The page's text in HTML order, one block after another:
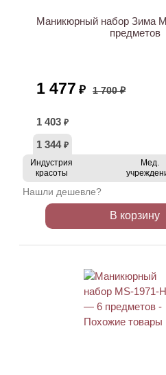
Маникюрный набор Зима
предметов
1 477 ₽ 1 700 ₽
1 403 ₽
1 344 ₽
Индустрия
красоты
Мед.
Нашли дешевле?
В корзину